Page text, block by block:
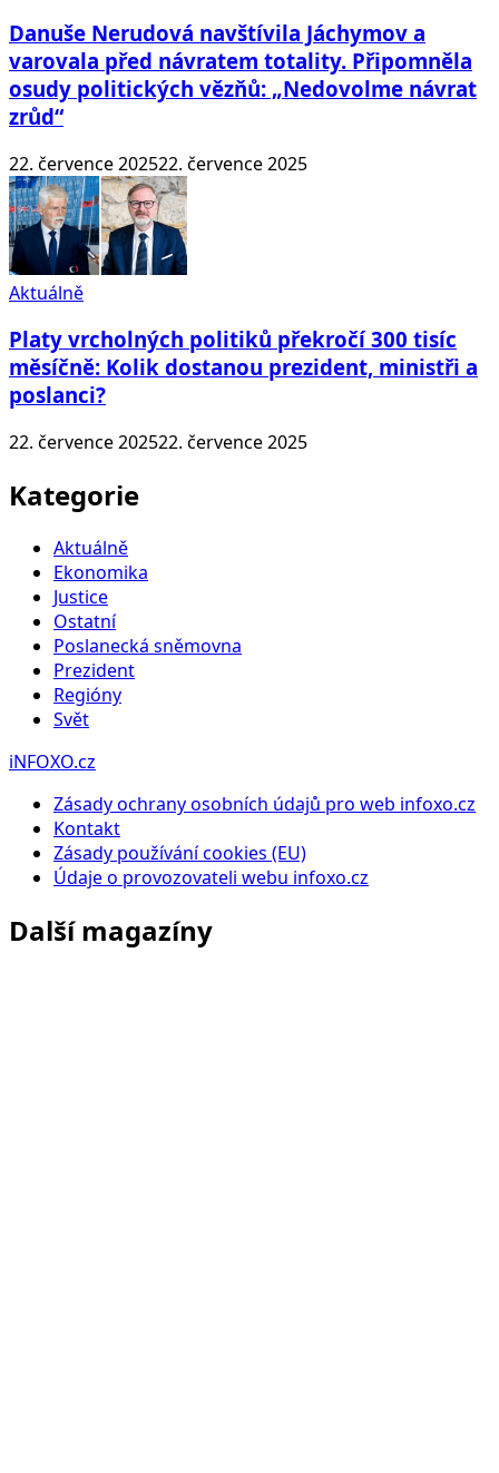
Danuše Nerudová navštívila Jáchymov a
varovala před návratem totality. Připomněla
osudy politických vězňů: „Nedovolme návrat
zrůd“
22. července 202522. července 2025
Aktuálně
Platy vrcholných politiků překročí 300 tisíc
měsíčně: Kolik dostanou prezident, ministři a
poslanci?
22. července 202522. července 2025
Kategorie
Aktuálně
Ekonomika
Justice
Ostatní
Poslanecká sněmovna
Prezident
Regióny
Svět
iNFOXO.cz
Zásady ochrany osobních údajů pro web infoxo.cz
Kontakt
Zásady používání cookies (EU)
Údaje o provozovateli webu infoxo.cz
Další magazíny